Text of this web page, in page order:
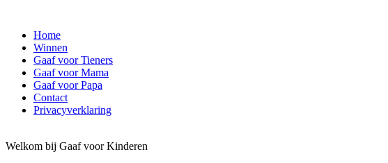
Home
Winnen
Gaaf voor Tieners
Gaaf voor Mama
Gaaf voor Papa
Contact
Privacyverklaring
Welkom bij Gaaf voor Kinderen